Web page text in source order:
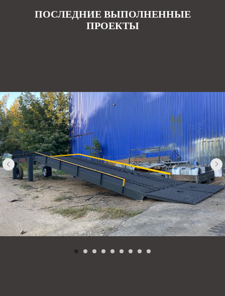
ПОСЛЕДНИЕ ВЫПОЛНЕННЫЕ
ПРОЕКТЫ